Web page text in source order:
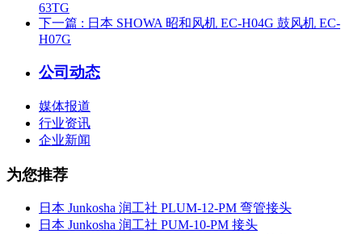
63TG
下一篇 : 日本 SHOWA 昭和风机 EC-H04G 鼓风机 EC-
H07G
公司动态
媒体报道
行业资讯
企业新闻
为您推荐
日本 Junkosha 润工社 PLUM-12-PM 弯管接头
日本 Junkosha 润工社 PUM-10-PM 接头